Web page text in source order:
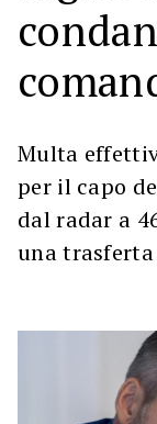
Multa
per il capo
dal radar a
una